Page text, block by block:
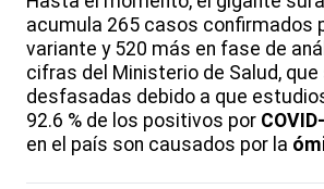
acumula 265 casos confirmados
variante y 520 más en fase de
cifras del Ministerio de Salud,
desfasadas debido a que
92.6 % de los positivos por
en el país son causados por la